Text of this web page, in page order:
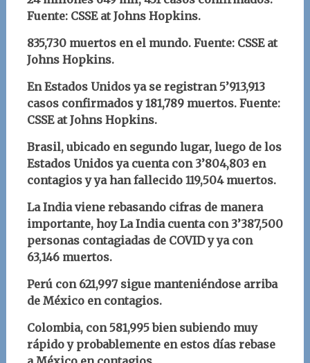
Fuente: CSSE at Johns Hopkins.
835,730 muertos en el mundo. Fuente: CSSE at
Johns Hopkins.
En Estados Unidos ya se registran 5’913,913
casos confirmados y 181,789 muertos. Fuente:
CSSE at Johns Hopkins.
Brasil, ubicado en segundo lugar, luego de los
Estados Unidos ya cuenta con 3’804,803 en
contagios y ya han fallecido 119,504 muertos.
La India viene rebasando cifras de manera
importante, hoy La India cuenta con 3’387,500
personas contagiadas de COVID y ya con
63,146 muertos.
Perú con 621,997 sigue manteniéndose arriba
de México en contagios.
Colombia, con 581,995 bien subiendo muy
rápido y probablemente en estos días rebase